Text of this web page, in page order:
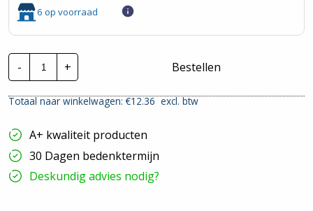
6 op voorraad
-
Nedis
SmartLife
WiFi
|
hoeveelheid
+ Bestellen
Totaal naar winkelwagen: €12.36excl. btw
A+ kwaliteit producten
30 Dagen bedenktermijn
Deskundig advies nodig?